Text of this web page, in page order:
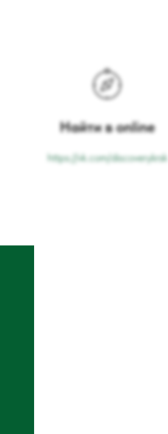
Найти в online
https://vk.com/discoverykrsk